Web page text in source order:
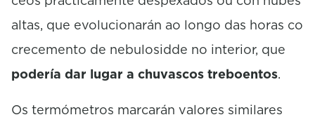
altas, que evolucionarán ao longo das horas co
crecemento de nebulosidde no interior, que
podería dar lugar a chuvascos treboentos.
Os termómetros marcarán valores similares